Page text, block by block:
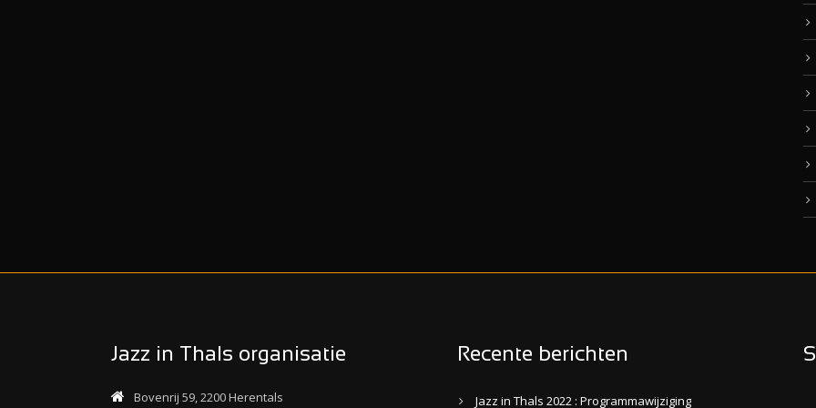
Jazz in Thals organisatie
Bovenrij 59, 2200 Herentals
Recente berichten
Jazz in Thals 2022 : Programmawijziging